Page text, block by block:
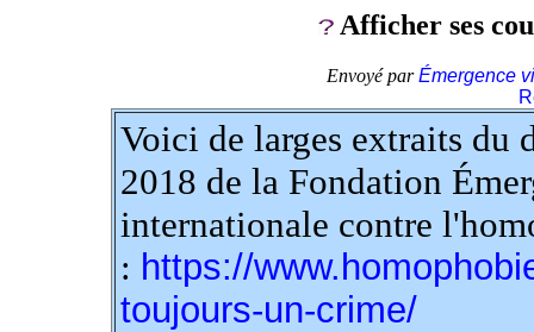
Afficher ses
Envoyé parÉmergence
Voici de larges extraits du
2018 de la Fondation
internationale contre
: https://
toujours-un-crime/